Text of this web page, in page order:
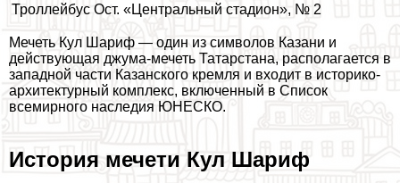
Троллейбус Ост. «Центральный стадион», № 2
Мечеть Кул Шариф — один из символов Казани и
действующая джума-мечеть Татарстана, располагается в
западной части Казанского кремля и входит в историко-
архитектурный комплекс, включенный в Список
всемирного наследия ЮНЕСКО.
История мечети Кул Шариф